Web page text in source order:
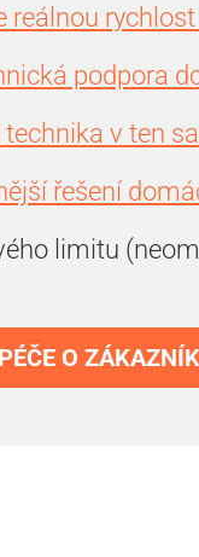
reálnou
podpora
technika v ten
řešení
limitu
PÉČE O